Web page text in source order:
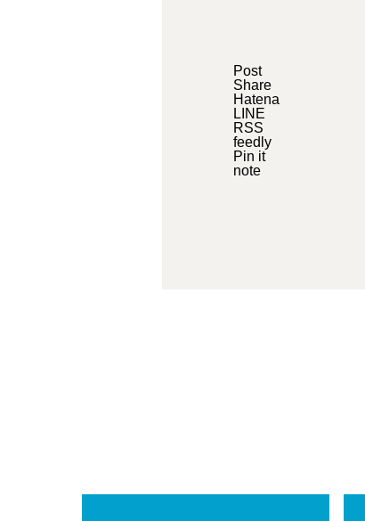
Post
Share
Hatena
LINE
RSS
feedly
Pin it
note